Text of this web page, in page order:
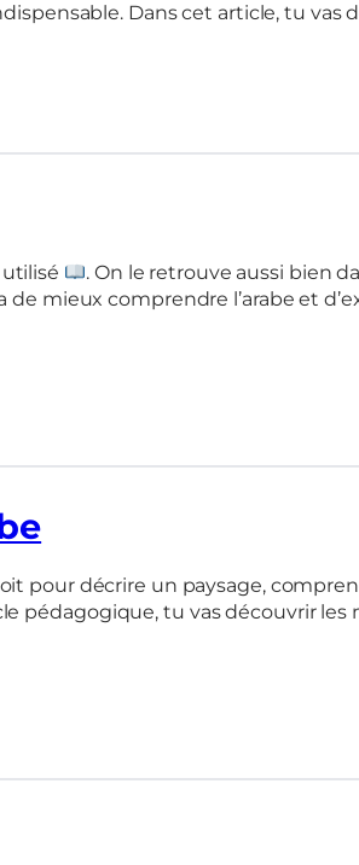
Dans cet article, tu vas
. On le retrouve aussi bien
mieux comprendre l’arabe et
pour décrire un paysage,
pédagogique, tu vas découvrir les